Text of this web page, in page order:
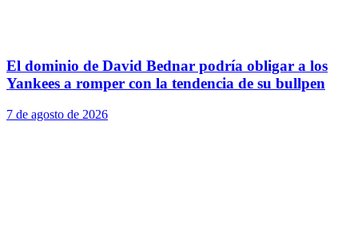
El dominio de David Bednar podría obligar a los
Yankees a romper con la tendencia de su bullpen
7 de agosto de 2026